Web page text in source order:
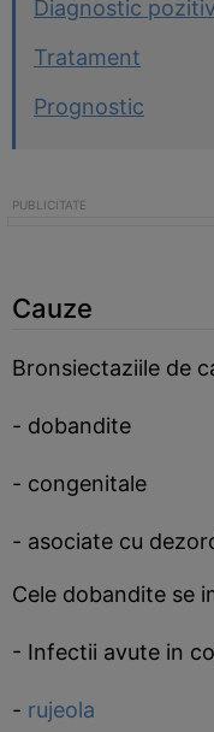
Diagnostic pozitiv
Tratament
Prognostic
Cauze
Bronsiectaziile de
- dobandite
- congenitale
- asociate cu
Cele dobandite se
- Infectii avute in
- rujeola